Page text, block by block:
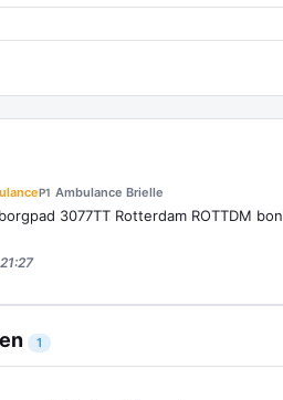
P1 Ambulance Brielle
3077TT Rotterdam ROTTDM
1